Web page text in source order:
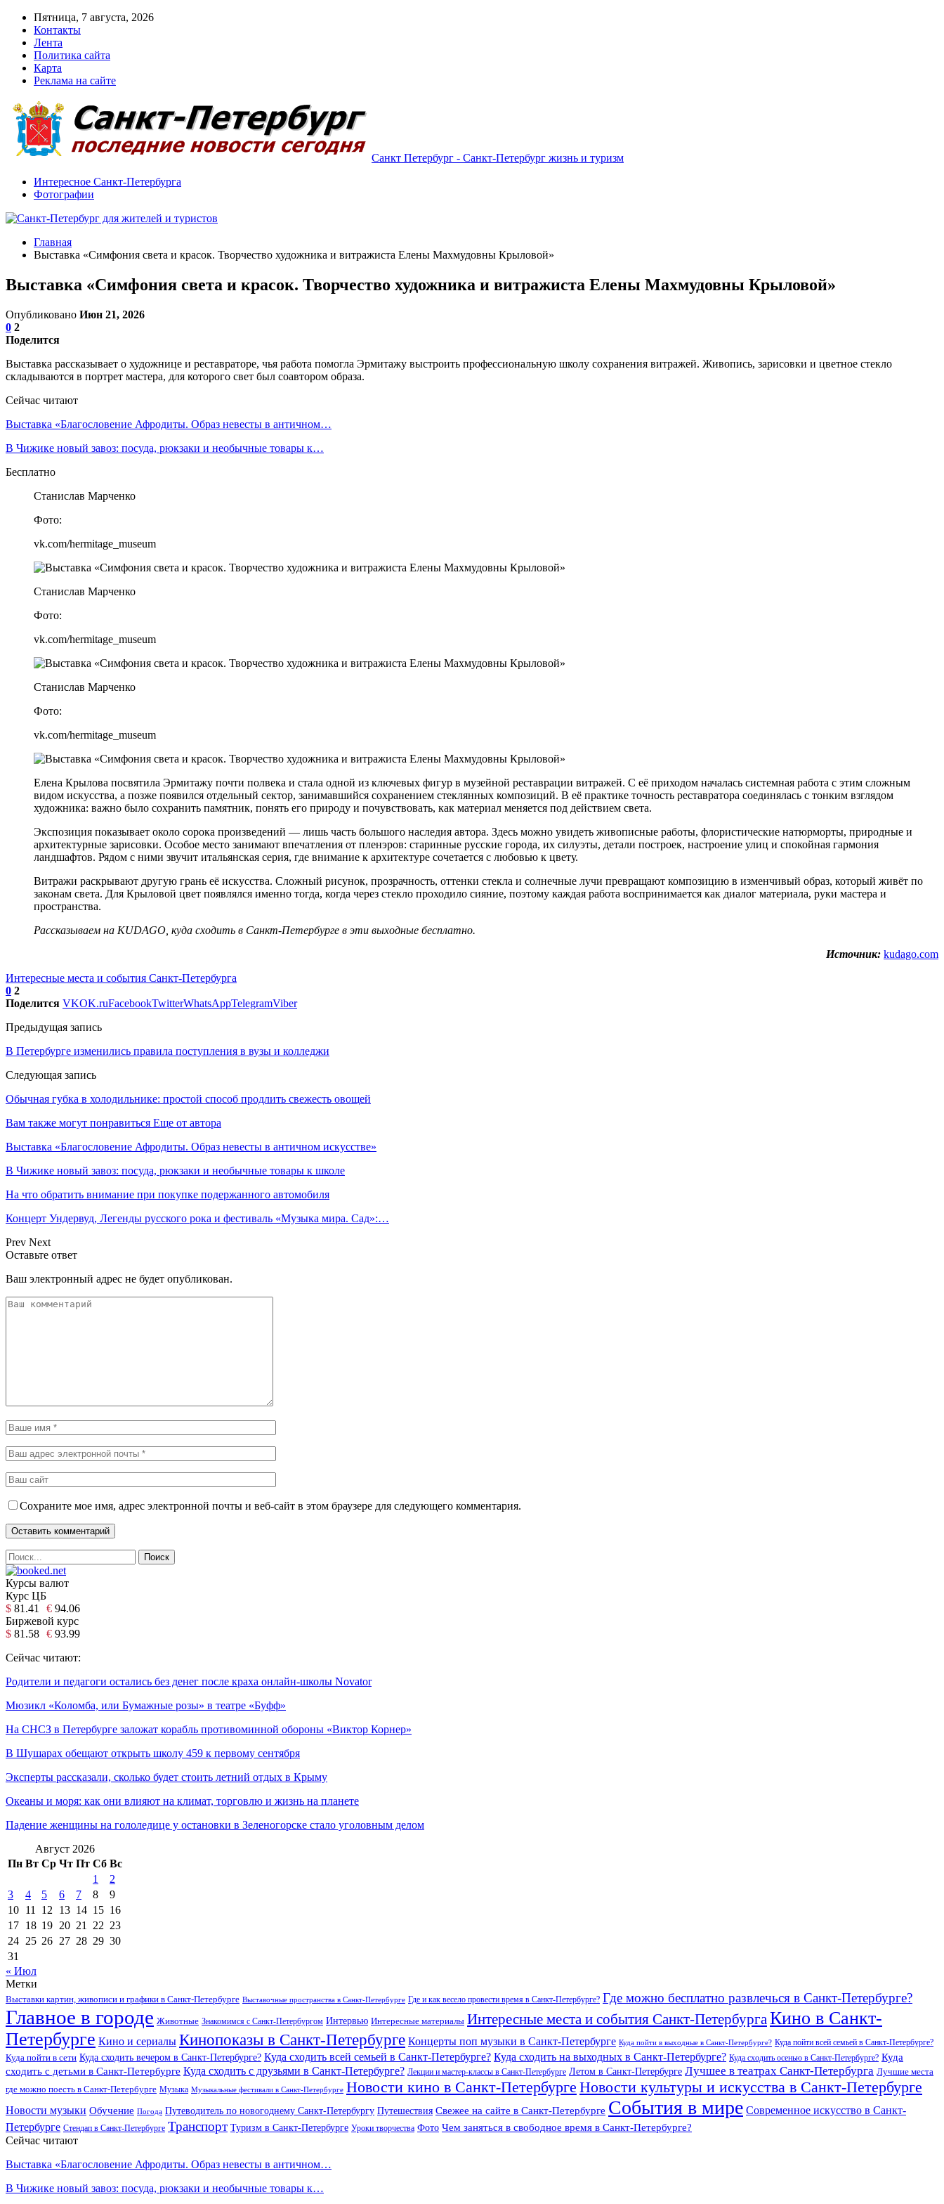
Пятница, 7 августа, 2026
Контакты
Лента
Политика сайта
Карта
Реклама на сайте
Санкт Петербург - Санкт-Петербург жизнь и туризм
Интересное Санкт-Петербурга
Фотографии
Главная
Выставка «Симфония света и красок. Творчество художника и витражиста Елены Махмудовны Крыловой»
Выставка «Симфония света и красок. Творчество художника и витражиста Елены Махмудовны Крыловой»
Опубликовано Июн 21, 2026
0 2
Поделится
Выставка рассказывает о художнице и реставраторе, чья работа помогла Эрмитажу выстроить профессиональную школу сохранения витражей. Живопись, зарисовки и цветное стекло
складываются в портрет мастера, для которого свет был соавтором образа.
Сейчас читают
Выставка «Благословение Афродиты. Образ невесты в античном…
В Чижике новый завоз: посуда, рюкзаки и необычные товары к…
Бесплатно
Станислав Марченко
Фото:
vk.com/hermitage_museum
Станислав Марченко
Фото:
vk.com/hermitage_museum
Станислав Марченко
Фото:
vk.com/hermitage_museum
Елена Крылова посвятила Эрмитажу почти полвека и стала одной из ключевых фигур в музейной реставрации витражей. С её приходом началась системная работа с этим сложным
видом искусства, а позже появился отдельный сектор, занимавшийся сохранением стеклянных композиций. В её практике точность реставратора соединялась с тонким взглядом
художника: важно было сохранить памятник, понять его природу и почувствовать, как материал меняется под действием света.
Экспозиция показывает около сорока произведений — лишь часть большого наследия автора. Здесь можно увидеть живописные работы, флористические натюрморты, природные и
архитектурные зарисовки. Особое место занимают впечатления от пленэров: старинные русские города, их силуэты, детали построек, настроение улиц и спокойная гармония
ландшафтов. Рядом с ними звучит итальянская серия, где внимание к архитектуре сочетается с любовью к цвету.
Витражи раскрывают другую грань её искусства. Сложный рисунок, прозрачность, оттенки стекла и солнечные лучи превращают композицию в изменчивый образ, который живёт по
законам света. Для Крыловой цвет появлялся именно тогда, когда через стекло проходило сияние, поэтому каждая работа воспринимается как диалог материала, руки мастера и
пространства.
Рассказываем на KUDAGO, куда сходить в Санкт-Петербурге в эти выходные бесплатно.
Источник: kudago.com
Интересные места и события Санкт-Петербурга
0 2
Поделится VKOK.ruFacebookTwitterWhatsAppTelegramViber
Предыдущая запись
В Петербурге изменились правила поступления в вузы и колледжи
Следующая запись
Обычная губка в холодильнике: простой способ продлить свежесть овощей
Вам также могут понравиться Еще от автора
Выставка «Благословение Афродиты. Образ невесты в античном искусстве»
В Чижике новый завоз: посуда, рюкзаки и необычные товары к школе
На что обратить внимание при покупке подержанного автомобиля
Концерт Ундервуд, Легенды русского рока и фестиваль «Музыка мира. Сад»:…
Prev Next
Оставьте ответ
Ваш электронный адрес не будет опубликован.
Сохраните мое имя, адрес электронной почты и веб-сайт в этом браузере для следующего комментария.
Курсы валют
Курс ЦБ
$ 81.41 € 94.06
Биржевой курс
$ 81.58 € 93.99
Сейчас читают:
Родители и педагоги остались без денег после краха онлайн-школы Novator
Мюзикл «Коломба, или Бумажные розы» в театре «Буфф»
На СНСЗ в Петербурге заложат корабль противоминной обороны «Виктор Корнер»
В Шушарах обещают открыть школу 459 к первому сентября
Эксперты рассказали, сколько будет стоить летний отдых в Крыму
Океаны и моря: как они влияют на климат, торговлю и жизнь на планете
Падение женщины на гололедице у остановки в Зеленогорске стало уголовным делом
Август 2026
Пн Вт Ср Чт Пт Сб Вс
1
2
3
4 5 6 7 8
9
10 11 12 13 14 15 16
17 18 19 20 21 22 23
24 25 26 27 28 29 30
31
« Июл
Метки
Выставки картин, живописи и графики в Санкт-Петербурге Выставочные пространства в Санкт-Петербурге Где и как весело провести время в Санкт-Петербурге? Где можно бесплатно развлечься в Санкт-Петербурге?
Главное в городе Животные Знакомимся с Санкт-Петербургом Интервью Интересные материалы Интересные места и события Санкт-Петербурга Кино в Санкт-
Петербурге Кино и сериалы Кинопоказы в Санкт-Петербурге Концерты поп музыки в Санкт-Петербурге Куда пойти в выходные в Санкт-Петербурге? Куда пойти всей семьей в Санкт-Петербурге?
Куда пойти в сети Куда сходить вечером в Санкт-Петербурге? Куда сходить всей семьей в Санкт-Петербурге? Куда сходить на выходных в Санкт-Петербурге? Куда сходить осенью в Санкт-Петербурге? Куда
сходить с детьми в Санкт-Петербурге Куда сходить с друзьями в Санкт-Петербурге? Лекции и мастер-классы в Санкт-Петербурге Летом в Санкт-Петербурге Лучшее в театрах Санкт-Петербурга Лучшие места
где можно поесть в Санкт-Петербурге Музыка Музыкальные фестивали в Санкт-Петербурге Новости кино в Санкт-Петербурге Новости культуры и искусства в Санкт-Петербурге
Новости музыки Обучение Погода Путеводитель по новогоднему Санкт-Петербургу Путешествия Свежее на сайте в Санкт-Петербурге События в мире Современное искусство в Санкт-
Петербурге Стендап в Санкт-Петербурге Транспорт Туризм в Санкт-Петербурге Уроки творчества Фото Чем заняться в свободное время в Санкт-Петербурге?
Сейчас читают
Выставка «Благословение Афродиты. Образ невесты в античном…
В Чижике новый завоз: посуда, рюкзаки и необычные товары к…